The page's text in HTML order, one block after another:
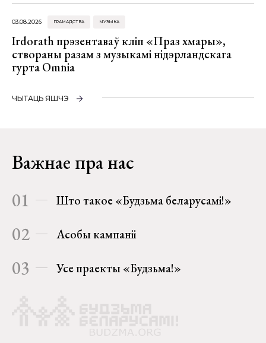
03.08.2026 ГРАМАДСТВА МУЗЫКА
Irdorath прэзентаваў кліп «Праз хмары»,
створаны разам з музыкамі нідэрландскага
гурта Omnia
ЧЫТАЦЬ ЯШЧЭ
Важнае пра нас
01 Што такое «Будзьма беларусамі!»
02 Асобы кампаніі
03 Усе праекты «Будзьма!»